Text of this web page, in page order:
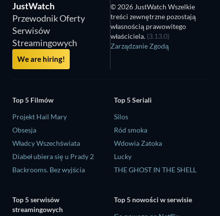
JustWatch
Przewodnik Oferty
Serwisów
Streamingowych
We are hiring!
© 2026 JustWatch Wszelkie
treści zewnętrzne pozostają
własnością prawowitego
właściciela. (3.13.0)
Zarządzanie Zgodą
Top 5 Filmów
Projekt Hail Mary
Obsesja
Władcy Wszechświata
Diabeł ubiera się u Prady 2
Backrooms. Bez wyjścia
Top 5 Seriali
Silos
Ród smoka
Wdowia Zatoka
Lucky
THE GHOST IN THE SHELL
Top 5 serwisów
streamingowych
Top 5 nowości w serwisie